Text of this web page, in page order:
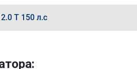
T 150 л.с